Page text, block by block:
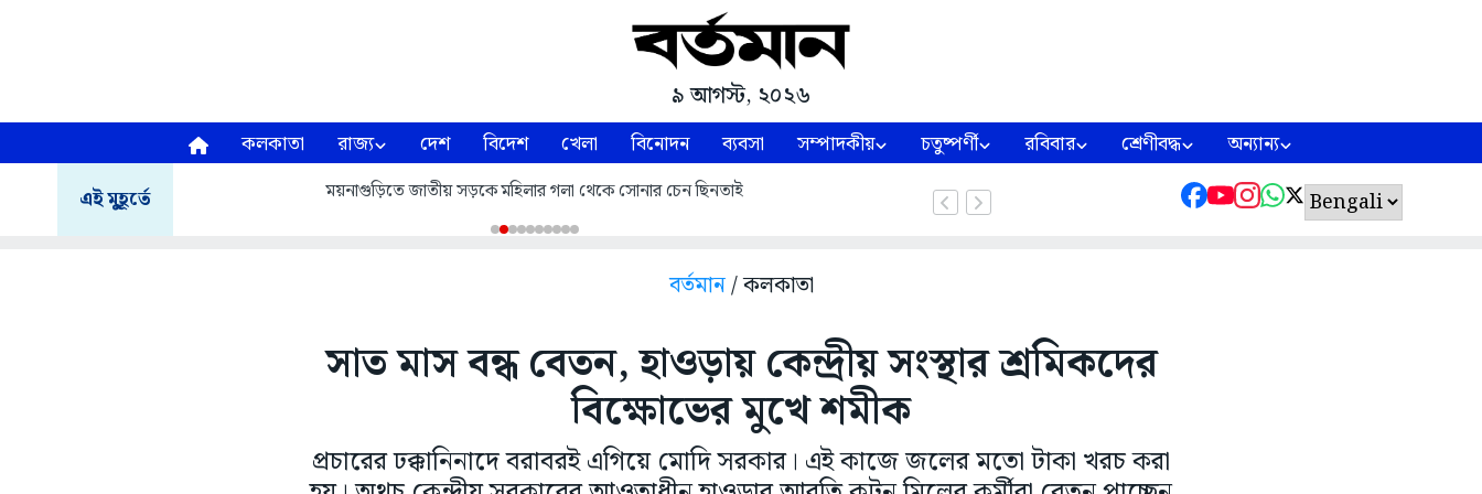
৯ আগস্ট, ২০২৬
কলকাতা রাজ্য দেশ বিদেশ খেলা বিনোদন ব্যবসা সম্পাদকীয় চতুষ্পর্ণী রবিবার শ্রেণীবদ্ধ অন্যান্য
এই মুহূর্তে ময়নাগুড়িতে জাতীয় সড়কে মহিলার গলা থেকে সোনার চেন ছিনতাই
বর্তমান/ কলকাতা
সাত মাস বন্ধ বেতন, হাওড়ায় কেন্দ্রীয় সংস্থার শ্রমিকদের
বিক্ষোভের মুখে শমীক
প্রচারের ঢক্কানিনাদে বরাবরই এগিয়ে মোদি সরকার। এই কাজে জলের মতো টাকা খরচ করা